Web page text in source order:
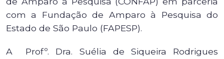
com a Fundação de Amparo à Pesquisa do
Estado de São Paulo (FAPESP).
A Profº. Dra. Suélia de Siqueira Rodrigues